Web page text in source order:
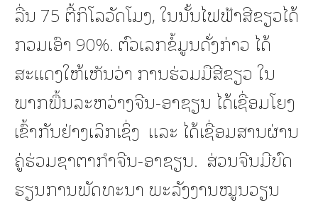
ລື່ນ 75 ຕື້ກິໂລວັດໂມງ, ໃນນັ້ນໄຟຟ້າສີຂຽວໄດ້
ກວມເອົາ 90%. ຕົວເລກຂໍ້ມູນດັ່ງກ່າວ ໄດ້
ສະແດງໃຫ້ເຫັນວ່າ ການຮ່ວມມືສີຂຽວ ໃນ
ພາກພື້ນລະຫວ່າງຈີນ-ອາຊຽນ ໄດ້ເຊື່ອມໂຍງ
ເຂົ້າກັນຢ່າງເລິກເຊິ່ງ ແລະ ໄດ້ເຊື່ອມສານຜ່ານ
ຄູ່ຮ່ວມຊາຕາກຳຈີນ-ອາຊຽນ. ສ່ວນຈີນມີບົດ
ຮຽນການພັດທະນາ ພະລັງງານໝູນວຽນ